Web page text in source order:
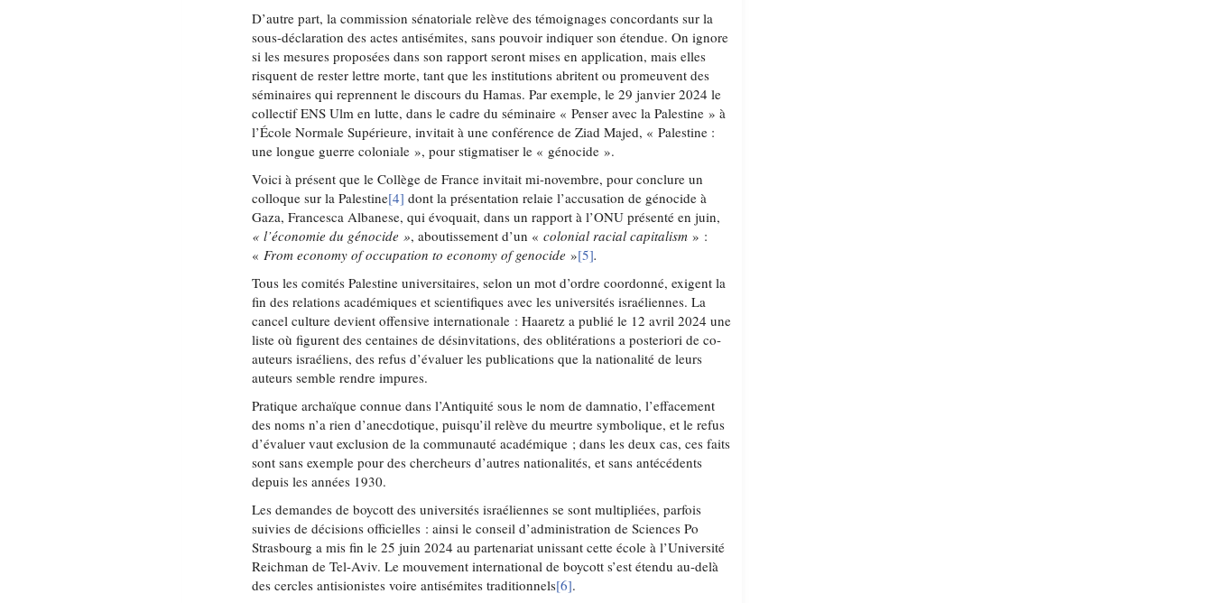
D’autre part, la commission sénatoriale relève des témoignages concordants sur la
sous-déclaration des actes antisémites, sans pouvoir indiquer son étendue. On ignore
si les mesures proposées dans son rapport seront mises en application, mais elles
risquent de rester lettre morte, tant que les institutions abritent ou promeuvent des
séminaires qui reprennent le discours du Hamas. Par exemple, le 29 janvier 2024 le
collectif ENS Ulm en lutte, dans le cadre du séminaire « Penser avec la Palestine » à
l’École Normale Supérieure, invitait à une conférence de Ziad Majed, « Palestine :
une longue guerre coloniale », pour stigmatiser le « génocide ».
Voici à présent que le Collège de France invitait mi-novembre, pour conclure un
colloque sur la Palestine[4] dont la présentation relaie l’accusation de génocide à
Gaza, Francesca Albanese, qui évoquait, dans un rapport à l’ONU présenté en juin,
« l’économie du génocide », aboutissement d’un «colonial racial capitalism » :
«From economy of occupation to economy of genocide»[5].
Tous les comités Palestine universitaires, selon un mot d’ordre coordonné, exigent la
fin des relations académiques et scientifiques avec les universités israéliennes. La
cancel culture devient offensive internationale : Haaretz a publié le 12 avril 2024 une
liste où figurent des centaines de désinvitations, des oblitérations a posteriori de co-
auteurs israéliens, des refus d’évaluer les publications que la nationalité de leurs
auteurs semble rendre impures.
Pratique archaïque connue dans l’Antiquité sous le nom de damnatio, l’effacement
des noms n’a rien d’anecdotique, puisqu’il relève du meurtre symbolique, et le refus
d’évaluer vaut exclusion de la communauté académique ; dans les deux cas, ces faits
sont sans exemple pour des chercheurs d’autres nationalités, et sans antécédents
depuis les années 1930.
Les demandes de boycott des universités israéliennes se sont multipliées, parfois
suivies de décisions officielles : ainsi le conseil d’administration de Sciences Po
Strasbourg a mis fin le 25 juin 2024 au partenariat unissant cette école à l’Université
Reichman de Tel-Aviv. Le mouvement international de boycott s’est étendu au-delà
des cercles antisionistes voire antisémites traditionnels[6].